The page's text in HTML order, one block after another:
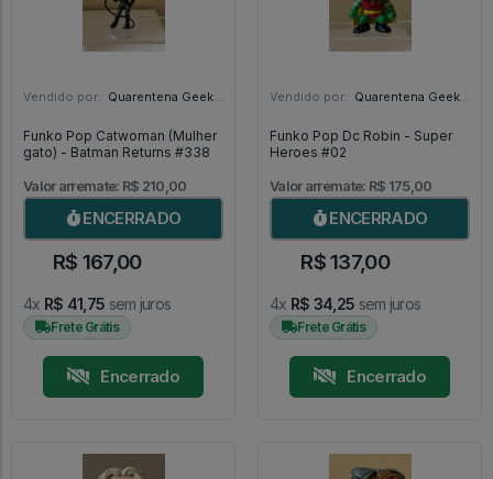
Vendido por: Quarentena Geek Store - SP
Funko Pop Catwoman (Mulher
gato) - Batman Returns #338
Valor arremate: R$ 210,00
ENCERRADO
R$ 167,00
4x R$ 41,75 sem juros
Frete Grátis
Encerrado
Vendido por: Quarentena Geek Store - SP
Funko Pop Dc Robin - Super
Heroes #02
Valor arremate: R$ 175,00
ENCERRADO
R$ 137,00
4x R$ 34,25 sem juros
Frete Grátis
Encerrado